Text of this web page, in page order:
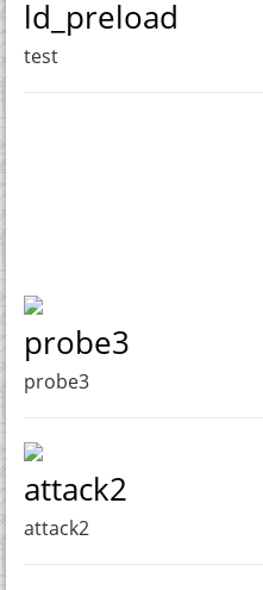
ld_preload
test
probe3
probe3
attack2
attack2